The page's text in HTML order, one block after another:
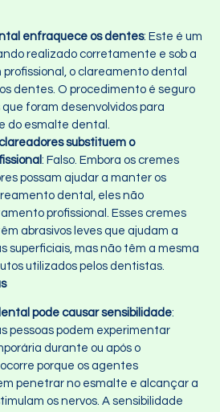
enfraquece os dentes: Este é um
realizado corretamente e sob a
profissional, o clareamento dental
dentes. O procedimento é seguro
foram desenvolvidos para
do esmalte dental.
substituem o
: Falso. Embora os cremes
possam ajudar a manter os
dental, eles não
profissional. Esses cremes
abrasivos leves que ajudam a
superficiais, mas não têm a mesma
utilizados pelos dentistas.
pode causar sensibilidade:
pessoas podem experimentar
durante ou após o
porque os agentes
penetrar no esmalte e alcançar a
os nervos. A sensibilidade